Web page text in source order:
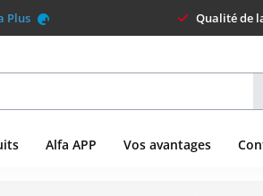
Plus Qualité de
Alfa APP Vos avantages